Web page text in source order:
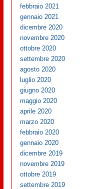
febbraio 2021
gennaio 2021
dicembre 2020
novembre 2020
ottobre 2020
settembre 2020
agosto 2020
luglio 2020
giugno 2020
maggio 2020
aprile 2020
marzo 2020
febbraio 2020
gennaio 2020
dicembre 2019
novembre 2019
ottobre 2019
settembre 2019